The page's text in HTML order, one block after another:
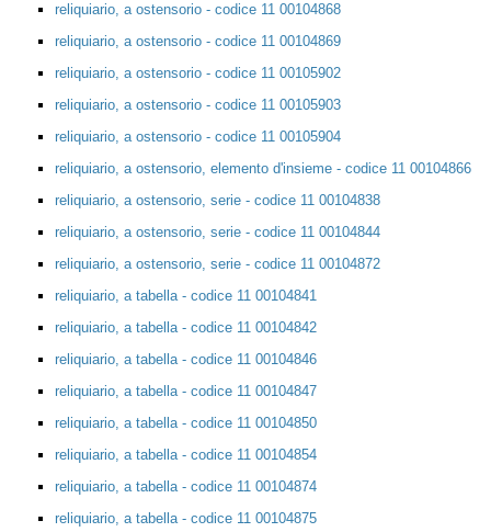
reliquiario, a ostensorio - codice 11 00104868
reliquiario, a ostensorio - codice 11 00104869
reliquiario, a ostensorio - codice 11 00105902
reliquiario, a ostensorio - codice 11 00105903
reliquiario, a ostensorio - codice 11 00105904
reliquiario, a ostensorio, elemento d'insieme - codice 11 00104866
reliquiario, a ostensorio, serie - codice 11 00104838
reliquiario, a ostensorio, serie - codice 11 00104844
reliquiario, a ostensorio, serie - codice 11 00104872
reliquiario, a tabella - codice 11 00104841
reliquiario, a tabella - codice 11 00104842
reliquiario, a tabella - codice 11 00104846
reliquiario, a tabella - codice 11 00104847
reliquiario, a tabella - codice 11 00104850
reliquiario, a tabella - codice 11 00104854
reliquiario, a tabella - codice 11 00104874
reliquiario, a tabella - codice 11 00104875